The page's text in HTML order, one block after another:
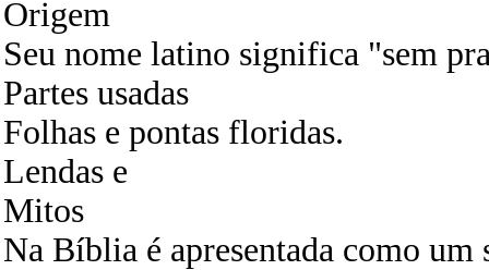
Origem
Seu nome latino significa "sem
Partes usadas
Folhas e pontas floridas.
Lendas e
Mitos
Na Bíblia é apresentada como